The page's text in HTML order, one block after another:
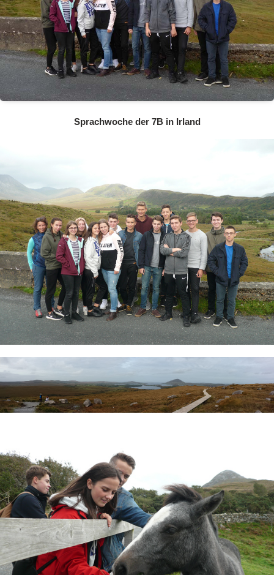
Sprachwoche der 7B in Irland